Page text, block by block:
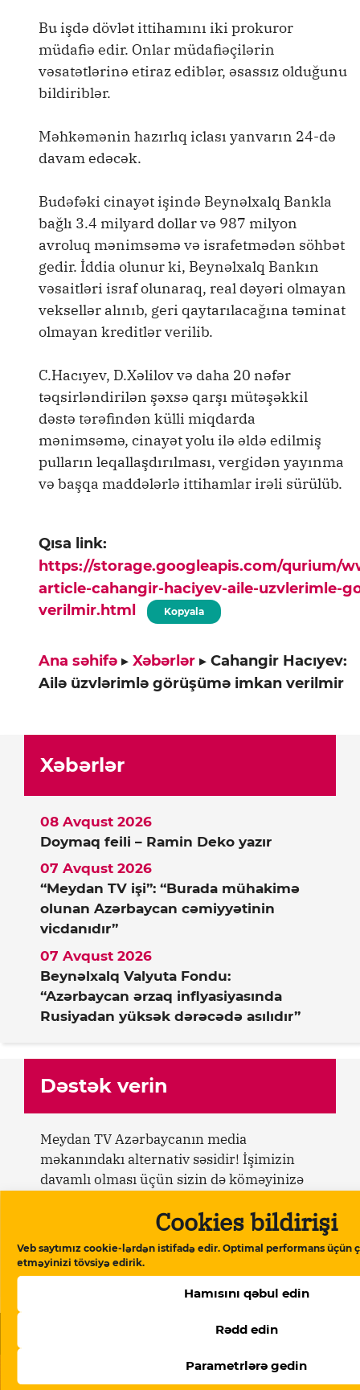
Cookies bildirişi
Veb saytımız cookie-lərdən istifadə edir. Optimal performans üçün
etməyinizi tövsiyə edirik.
Hamısını qəbul edin
Rədd edin
Parametrlərə gedin
Bu işdə dövlət ittihamını iki prokuror
müdafiə edir. Onlar müdafiəçilərin
vəsatətlərinə etiraz ediblər, əsassız olduğunu
bildiriblər.
Məhkəmənin hazırlıq iclası yanvarın 24-də
davam edəcək.
Budəfəki cinayət işində Beynəlxalq Bankla
bağlı 3.4 milyard dollar və 987 milyon
avroluq mənimsəmə və israfetmədən söhbət
gedir. İddia olunur ki, Beynəlxalq Bankın
vəsaitləri israf olunaraq, real dəyəri olmayan
veksellər alınıb, geri qaytarılacağına təminat
olmayan kreditlər verilib.
C.Hacıyev, D.Xəlilov və daha 20 nəfər
təqsirləndirilən şəxsə qarşı mütəşəkkil
dəstə tərəfindən külli miqdarda
mənimsəmə, cinayət yolu ilə əldə edilmiş
pulların leqallaşdırılması, vergidən yayınma
və başqa maddələrlə ittihamlar irəli sürülüb.
Qısa link:
https://storage.googleapis.com/qurium/
article-cahangir-haciyev-aile-uzvlerimle-
verilmir.html
Kopyala
Ana səhifə ▸ Xəbərlər ▸ Cahangir Hacıyev:
Ailə üzvlərimlə görüşümə imkan verilmir
Xəbərlər
Doymaq feili – Ramin Deko yazır
08 Avqust 2026
“Meydan TV işi”: “Burada mühakimə
olunan Azərbaycan cəmiyyətinin
vicdanıdır”
07 Avqust 2026
Beynəlxalq Valyuta Fondu:
“Azərbaycan ərzaq inflyasiyasında
Rusiyadan yüksək dərəcədə asılıdır”
07 Avqust 2026
Dəstək verin
Meydan TV Azərbaycanın media
məkanındakı alternativ səsidir! İşimizin
davamlı olması üçün sizin də köməyinizə
birdəfəlik yardımlarla dəstək olun.